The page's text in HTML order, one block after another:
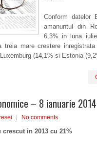
Conform datelor
amanuntul din
6,3% in luna
treia mare crestere
(14,1% si Estonia
– 8 ianuarie 2014
No comments
in 2013 cu 21%